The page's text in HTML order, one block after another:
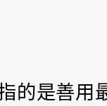
的是善用